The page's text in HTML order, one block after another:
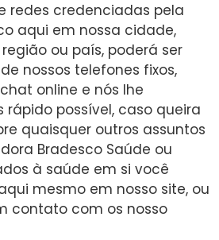
redes credenciadas pela
aqui em nossa cidade,
ou país, poderá ser
nossos telefones fixos,
online e nós lhe
rápido possível, caso queira
quaisquer outros assuntos
Bradesco Saúde ou
à saúde em si você
mesmo em nosso site, ou
contato com os nosso